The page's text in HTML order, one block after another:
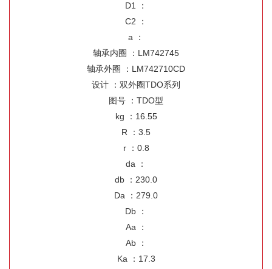
D1 ：
C2 ：
a ：
轴承内圈 ：LM742745
轴承外圈 ：LM742710CD
设计 ：双外圈TDO系列
图号 ：TDO型
kg ：16.55
R ：3.5
r ：0.8
da ：
db ：230.0
Da ：279.0
Db ：
Aa ：
Ab ：
Ka ：17.3